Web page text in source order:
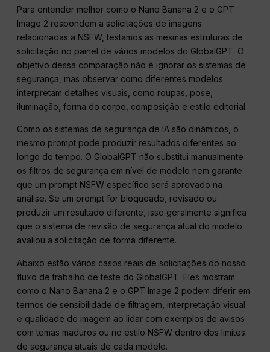
Para entender melhor como o Nano Banana 2 e o GPT
Image 2 respondem a solicitações de imagens
relacionadas a NSFW, testamos as mesmas estruturas de
solicitação no painel de vários modelos do GlobalGPT. O
objetivo dessa comparação não é ignorar os sistemas de
segurança, mas observar como diferentes modelos
interpretam detalhes visuais, como roupas, pose,
iluminação, forma do corpo, composição e estilo editorial.
Como os sistemas de segurança de IA são dinâmicos, o
mesmo prompt pode produzir resultados diferentes ao
longo do tempo. O GlobalGPT não substitui manualmente
os filtros de segurança em nível de modelo nem garante
que um prompt NSFW específico será aprovado na
análise. Se um prompt for bloqueado, revisado ou
produzir um resultado diferente, isso geralmente significa
que o sistema de revisão de segurança atual do modelo
avaliou a solicitação de forma diferente.
Abaixo estão vários casos reais de solicitações do nosso
fluxo de trabalho de teste do GlobalGPT. Eles mostram
como o Nano Banana 2 e o GPT Image 2 podem diferir em
termos de sensibilidade de filtragem, interpretação visual
e qualidade de imagem ao lidar com exemplos de avisos
com temas maduros ou no estilo NSFW dentro dos limites
de segurança atuais de cada modelo.